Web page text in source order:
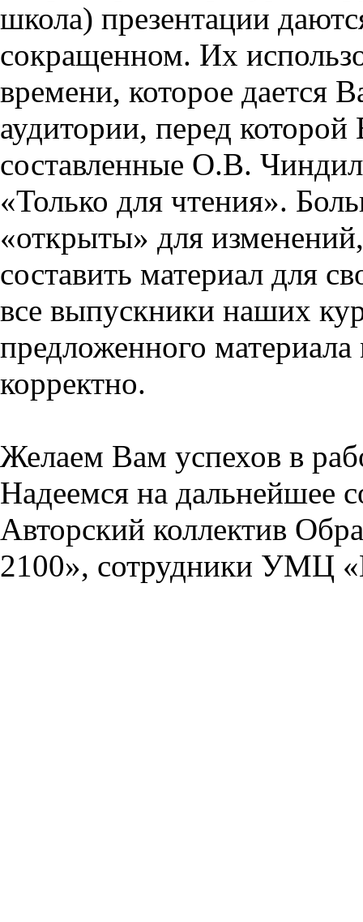
школа) презентации
сокращенном. Их
времени, которое дается
аудитории, перед
составленные О.В.
«Только для чтения».
«открыты» для
составить материал для
все выпускники наших
предложенного
корректно.
Желаем Вам успехов в
Надеемся на дальнейшее
Авторский коллектив
2100», сотрудники УМЦ